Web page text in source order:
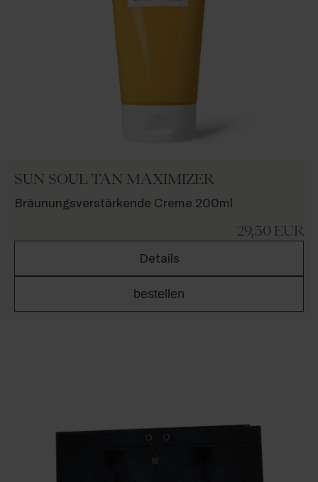
SUN SOUL TAN MAXIMIZER
Bräunungsverstärkende Creme 200ml
29,50 EUR
Details
bestellen